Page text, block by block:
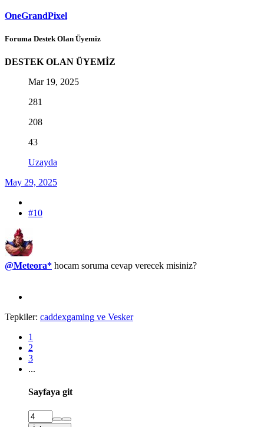
OneGrandPixel
Foruma Destek Olan Üyemiz
DESTEK OLAN ÜYEMİZ
Mar 19, 2025
281
208
43
Uzayda
May 29, 2025
#10
@Meteora* hocam soruma cevap verecek misiniz?
Tepkiler: caddexgaming ve Vesker
1
2
3
...
Sayfaya git